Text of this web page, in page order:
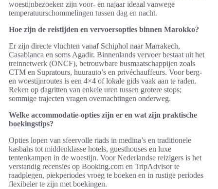
woestijnbezoeken zijn voor- en najaar ideaal vanwege
temperatuurschommelingen tussen dag en nacht.
Hoe zijn de reistijden en vervoersopties binnen Marokko?
Er zijn directe vluchten vanaf Schiphol naar Marrakech,
Casablanca en soms Agadir. Binnenlands vervoer bestaat uit het
treinnetwerk (ONCF), betrouwbare busmaatschappijen zoals
CTM en Supratours, huurauto’s en privéchauffeurs. Voor berg-
en woestijnroutes is een 4×4 of lokale gids vaak aan te raden.
Reken op dagritten van enkele uren tussen grotere stops;
sommige trajecten vragen overnachtingen onderweg.
Welke accommodatie-opties zijn er en wat zijn praktische
boekingstips?
Opties lopen van sfeervolle riads in medina’s en traditionele
kasbahs tot middenklasse hotels, guesthouses en luxe
tentenkampen in de woestijn. Voor Nederlandse reizigers is het
verstandig recensies op Booking.com en TripAdvisor te
raadplegen, piekperiodes vroeg te boeken en in rustige periodes
flexibeler te zijn met boekingen.